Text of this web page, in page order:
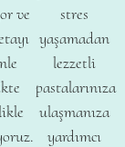
ve
stres
yaşamadan
lezzetli
pastalarınıza
ulaşmanıza
yardımcı